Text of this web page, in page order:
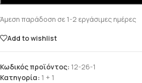
Άμεση παράδοση σε 1-2 εργάσιμες ημέρες
Add to wishlist
Κωδικός προϊόντος: 12-26-1
Κατηγορία: 1 + 1